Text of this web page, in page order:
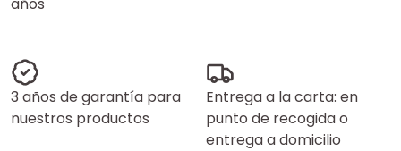
3 años de garantía para
nuestros productos
Entrega a la carta: en
punto de recogida o
entrega a domicilio